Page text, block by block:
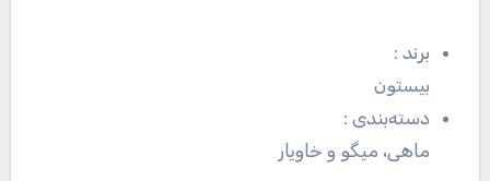
برند :
بیستون
دسته‌بندی :
ماهی، میگو و خاویار